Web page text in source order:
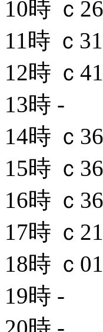
10時 ｃ26
11時 ｃ31
12時 ｃ41
13時 -
14時 ｃ36
15時 ｃ36
16時 ｃ36
17時 ｃ21
18時 ｃ01
19時 -